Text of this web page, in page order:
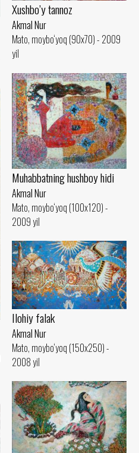
Xushbo’y tannoz
Akmal Nur
Mato, moybo‘yoq (90x70) - 2009
yil
Muhabbatning hushboy hidi
Akmal Nur
Mato, moybo‘yoq (100x120) -
2009 yil
Ilohiy falak
Akmal Nur
Mato, moybo‘yoq (150x250) -
2008 yil